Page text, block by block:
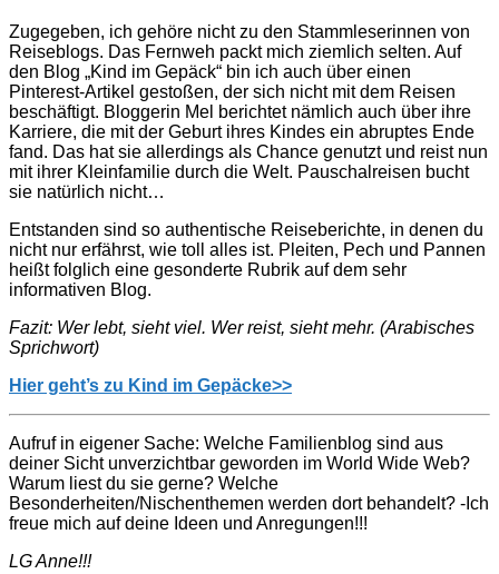
Zugegeben, ich gehöre nicht zu den Stammleserinnen von
Reiseblogs. Das Fernweh packt mich ziemlich selten. Auf
den Blog „Kind im Gepäck“ bin ich auch über einen
Pinterest-Artikel gestoßen, der sich nicht mit dem Reisen
beschäftigt. Bloggerin Mel berichtet nämlich auch über ihre
Karriere, die mit der Geburt ihres Kindes ein abruptes Ende
fand. Das hat sie allerdings als Chance genutzt und reist nun
mit ihrer Kleinfamilie durch die Welt. Pauschalreisen bucht
sie natürlich nicht…
Entstanden sind so authentische Reiseberichte, in denen du
nicht nur erfährst, wie toll alles ist. Pleiten, Pech und Pannen
heißt folglich eine gesonderte Rubrik auf dem sehr
informativen Blog.
Fazit: Wer lebt, sieht viel. Wer reist, sieht mehr. (Arabisches
Sprichwort)
Hier geht’s zu Kind im Gepäcke>>
Aufruf in eigener Sache: Welche Familienblog sind aus
deiner Sicht unverzichtbar geworden im World Wide Web?
Warum liest du sie gerne? Welche
Besonderheiten/Nischenthemen werden dort behandelt? -Ich
freue mich auf deine Ideen und Anregungen!!!
LG Anne!!!